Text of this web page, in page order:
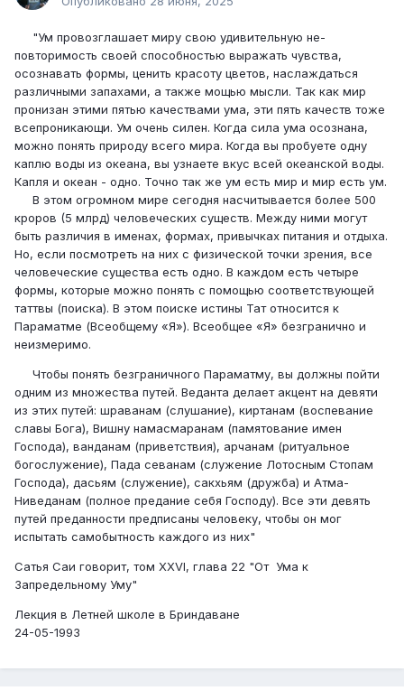
"Ум провозглашает миру свою удивительную не­
повторимость своей способностью выражать чув­ства,
осознавать формы, ценить красоту цветов, на­слаждаться
различными запахами, а также мощью мысли. Так как мир
пронизан этими пятью каче­ствами ума, эти пять качеств тоже
всепроникающи. Ум очень силен. Когда сила ума осознана,
можно понять природу всего мира. Когда вы пробуете одну
каплю воды из океана, вы узнаете вкус всей океан­ской воды.
Капля и океан - одно. Точно так же ум есть мир и мир есть ум.
В этом огромном мире сегодня насчитывается более 500
кроров (5 млрд) человеческих существ. Между ними могут
быть различия в именах, формах, привычках питания и отдыха.
Но, если посмотреть на них с физической точки зрения, все
человеческие существа есть одно. В каждом есть четыре
формы, которые можно понять с помощью соответствующей
таттвы (поиска). В этом поиске истины Тат отно­сится к
Параматме (Всеобщему «Я»). Всеобщее «Я» безгранично и
неизмеримо.
Чтобы понять безграничного Параматму, вы дол­жны пойти
одним из множества путей. Веданта делает акцент на девяти
из этих путей: шраванам (слушание), киртанам (воспевание
славы Бога), Вишну намасмаранам (памятование имен
Господа), ванданам (приветствия), арчанам (ритуальное
богослужение), Пада севанам (служение Лотосным Сто­пам
Господа), дасьям (служение), сакхьям (дружба) и Атма-
Ниведанам (полное предание себя Господу). Все эти девять
путей преданности предписаны человеку, чтобы он мог
испытать самобытность каж­дого из них"
Сатья Саи говорит, том XXVI, глава 22 "От Ума к
Запредельному Уму"
Лекция в Летней школе в Бриндаване
24-05-1993